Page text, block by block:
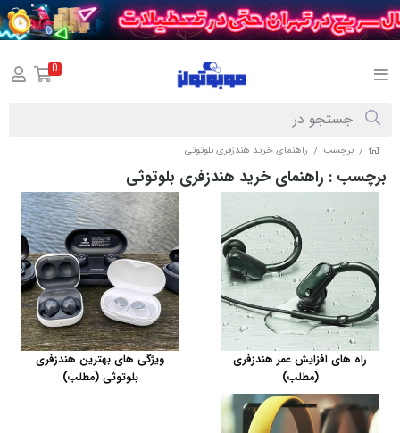
/ برچسب / راهنمای خرید هندزفری بلوتوثی
برچسب : راهنمای خرید هندزفری بلوتوثی
راه های افزایش عمر هندزفری
(مطلب)
ویژگی های بهترین هندزفری
بلوتوثی (مطلب)
0